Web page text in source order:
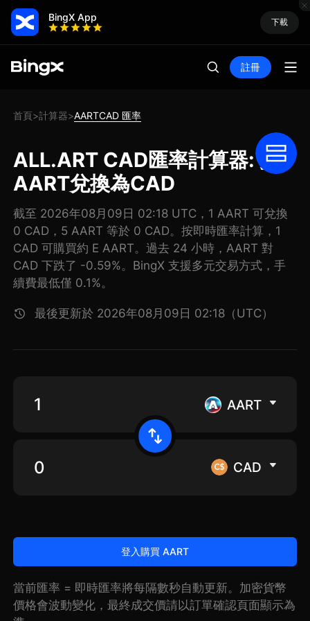
BingX App 下載
註冊
首頁>計算器>AARTCAD 匯率
ALL.ART CAD匯率計算器: 把
AART兌換為CAD
截至 2026年08月09日 02:18 UTC，1 AART 可兌換
0 CAD，5 AART 等於 0 CAD。按即時匯率計算，1
CAD 可購買約 E AART。過去 24 小時，AART 對
CAD 下跌了 -0.59%。BingX 支援多元交易方式，手
續費最低僅 0.1%。
最後更新於 2026年08月09日 02:18（UTC）
AART
CAD
登入購買 AART
當前匯率 = 即時匯率將每隔數秒自動更新。加密貨幣
價格會波動變化，最終成交價請以訂單確認頁面顯示為